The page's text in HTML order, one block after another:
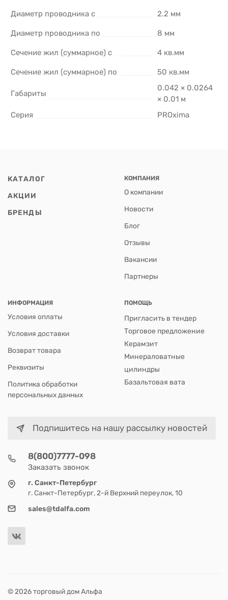
Диаметр проводника с 2.2 мм
Диаметр проводника по 8 мм
Сечение жил (суммарное) с 4 кв.мм
Сечение жил (суммарное) по 50 кв.мм
Габариты
0.042 × 0.0264
× 0.01 м
Серия
PROxima
КАТАЛОГ
АКЦИИ
БРЕНДЫ
КОМПАНИЯ
О компании
Новости
Блог
Отзывы
Вакансии
Партнеры
ИНФОРМАЦИЯ
Условия оплаты
Условия доставки
Возврат товара
Реквизиты
Политика обработки
персональных данных
ПОМОЩЬ
Пригласить в тендер
Торговое предложение
Керамзит
Минераловатные
цилиндры
Базальтовая вата
Подпишитесь на нашу рассылку новостей
8(800)7777-098
Заказать звонок
г. Санкт-Петербург
г. Санкт-Петербург, 2-й Верхний переулок, 10
sales@tdalfa.com
© 2026 торговый дом Альфа